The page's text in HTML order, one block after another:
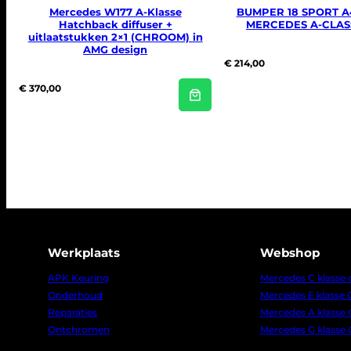
Mercedes W177 A-Klasse
Hatchback diffuser +
uitlaatstukken 2×1 (CHROOM) in
AMG design
€ 370,00
BUMPER 18 SPORT
MERCEDES A-
€ 214,00
Werkplaats
APK Keuring
Onderhoud
Reparaties
Ontchromen
Webshop
Mercedes C klasse
Mercedes E klasse
Mercedes A klasse
Mercedes G klasse